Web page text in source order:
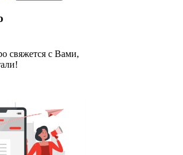
свяжется с Вами,